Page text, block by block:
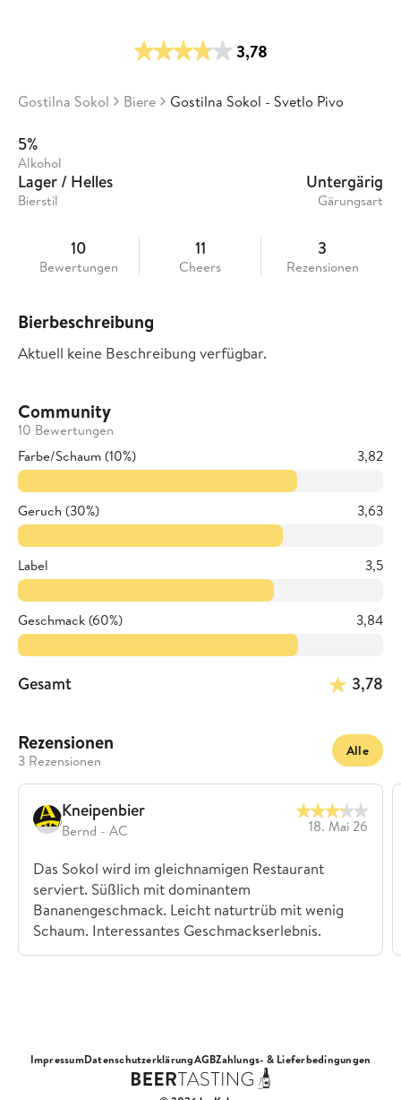
3,78
Gostilna Sokol Biere Gostilna Sokol - Svetlo Pivo
5%
Alkohol
Lager / Helles
Bierstil
Untergärig
Gärungsart
10
Bewertungen
11
Cheers
3
Rezensionen
Bierbeschreibung
Aktuell keine Beschreibung verfügbar.
Community
10 Bewertungen
Farbe/Schaum (10%)
3,82
Geruch (30%) 3,63
Label 3,5
Geschmack (60%) 3,84
Gesamt 3,78
Rezensionen
3 Rezensionen
Alle
Kneipenbier
Bernd - AC 18. Mai 26
Das Sokol wird im gleichnamigen Restaurant
serviert. Süßlich mit dominantem
Bananengeschmack. Leicht naturtrüb mit wenig
Schaum. Interessantes Geschmackserlebnis.
ImpressumDatenschutzerklärungAGBZahlungs- & Lieferbedingungen